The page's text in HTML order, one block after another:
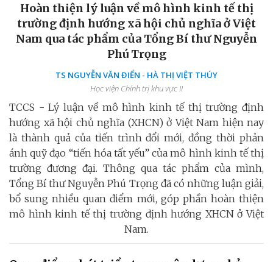
Hoàn thiện lý luận về mô hình kinh tế thị
trường định hướng xã hội chủ nghĩa ở Việt
Nam qua tác phẩm của Tổng Bí thư Nguyễn
Phú Trọng
TS NGUYỄN VĂN ĐIỂN - HÀ THỊ VIỆT THÚY
Học viện Chính trị khu vực II
TCCS - Lý luận về mô hình kinh tế thị trường định
hướng xã hội chủ nghĩa (XHCN) ở Việt Nam hiện nay
là thành quả của tiến trình đổi mới, đồng thời phản
ánh quỹ đạo “tiến hóa tất yếu” của mô hình kinh tế thị
trường đương đại. Thông qua tác phẩm của mình,
Tổng Bí thư Nguyễn Phú Trọng đã có những luận giải,
bổ sung nhiều quan điểm mới, góp phần hoàn thiện
mô hình kinh tế thị trường định hướng XHCN ở Việt
Nam.